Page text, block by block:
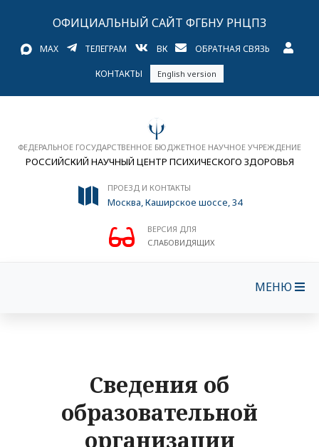
ОФИЦИАЛЬНЫЙ САЙТ ФГБНУ РНЦПЗ
MAX ТЕЛЕГРАМ ВК ОБРАТНАЯ СВЯЗЬ
КОНТАКТЫ English version
ФЕДЕРАЛЬНОЕ ГОСУДАРСТВЕННОЕ БЮДЖЕТНОЕ НАУЧНОЕ УЧРЕЖДЕНИЕ
РОССИЙСКИЙ НАУЧНЫЙ ЦЕНТР ПСИХИЧЕСКОГО ЗДОРОВЬЯ
ПРОЕЗД И КОНТАКТЫ
Москва, Каширское шоссе, 34
ВЕРСИЯ ДЛЯ
СЛАБОВИДЯЩИХ
МЕНЮ
Сведения об
образовательной
организации